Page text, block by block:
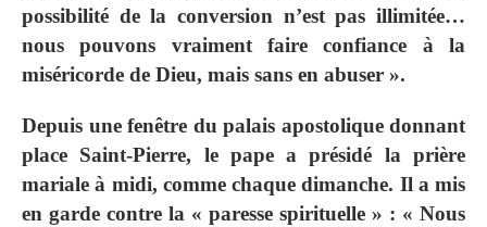
possibilité de la conversion n’est pas illimitée…
nous pouvons vraiment faire confiance à la
miséricorde de Dieu, mais sans en abuser ».
Depuis une fenêtre du palais apostolique donnant
place Saint-Pierre, le pape a présidé la prière
mariale à midi, comme chaque dimanche. Il a mis
en garde contre la « paresse spirituelle » : « Nous